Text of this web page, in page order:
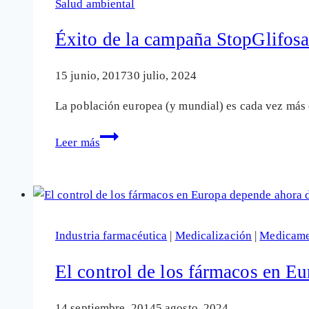
y
las
farmacéuticas
las
Covid
Salud ambiental
Éxito de la campaña
15 junio, 201730 julio, 2024
La población europea (y mundial) es cada vez
Leer más
Éxito
campaña
por
prohibición
del
pesticida
Industria farmacéutica Medicalización |
El control de los fármacos en